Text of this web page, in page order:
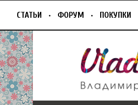
СТАТЬИ ФОРУМ ПОКУПКИ